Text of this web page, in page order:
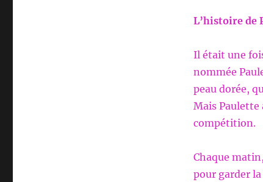
L’histoire de
Il était une
nommée
peau dorée,
Mais Paulette
compétition.
Chaque
pour garder